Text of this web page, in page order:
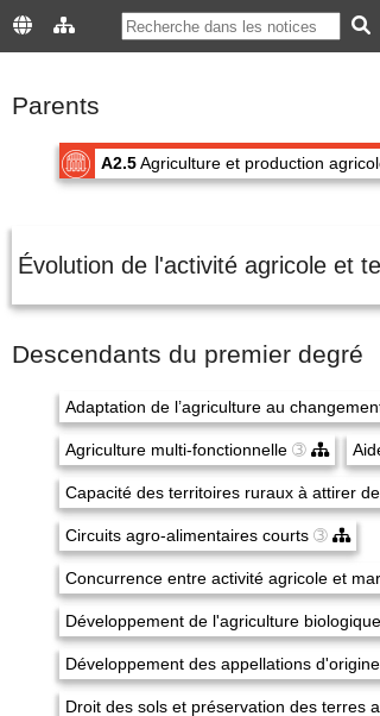
Parents
A2.5 Agriculture et production
Évolution de l'activité agricole et
Descendants du premier degré
Adaptation de l’agriculture au
Agriculture multi-fonctionnelle ➂
Capacité des territoires ruraux à attirer
Circuits agro-alimentaires courts ➂
Concurrence entre activité agricole et
Développement de l'agriculture biologique
Développement des appellations
Droit des sols et préservation des terres